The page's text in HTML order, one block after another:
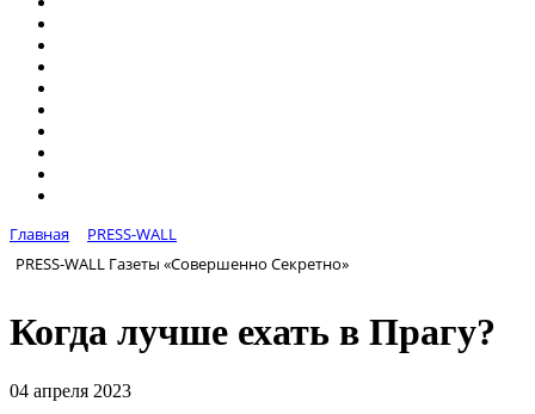
Главная
PRESS-WALL
PRESS-WALL Газеты «Совершенно Секретно»
Когда лучше ехать в Прагу?
04 апреля 2023